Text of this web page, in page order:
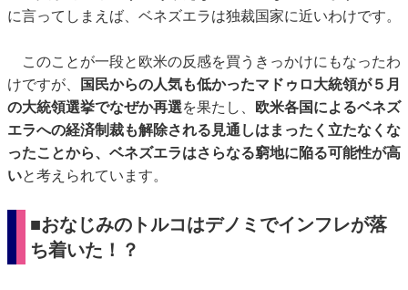
に言ってしまえば、ベネズエラは独裁国家に近いわけです。
このことが一段と欧米の反感を買うきっかけにもなったわ
けですが、
国民からの人気も低かったマドゥロ大統領が５月
の大統領選挙でなぜか再選を果たし、
欧米各国によるベネズ
エラへの経済制裁も解除される見通しはまったく立たなくな
ったことから、ベネズエラはさらなる窮地に陥る可能性が高
いと考えられています。
■おなじみのトルコはデノミでインフレが落
ち着いた！？